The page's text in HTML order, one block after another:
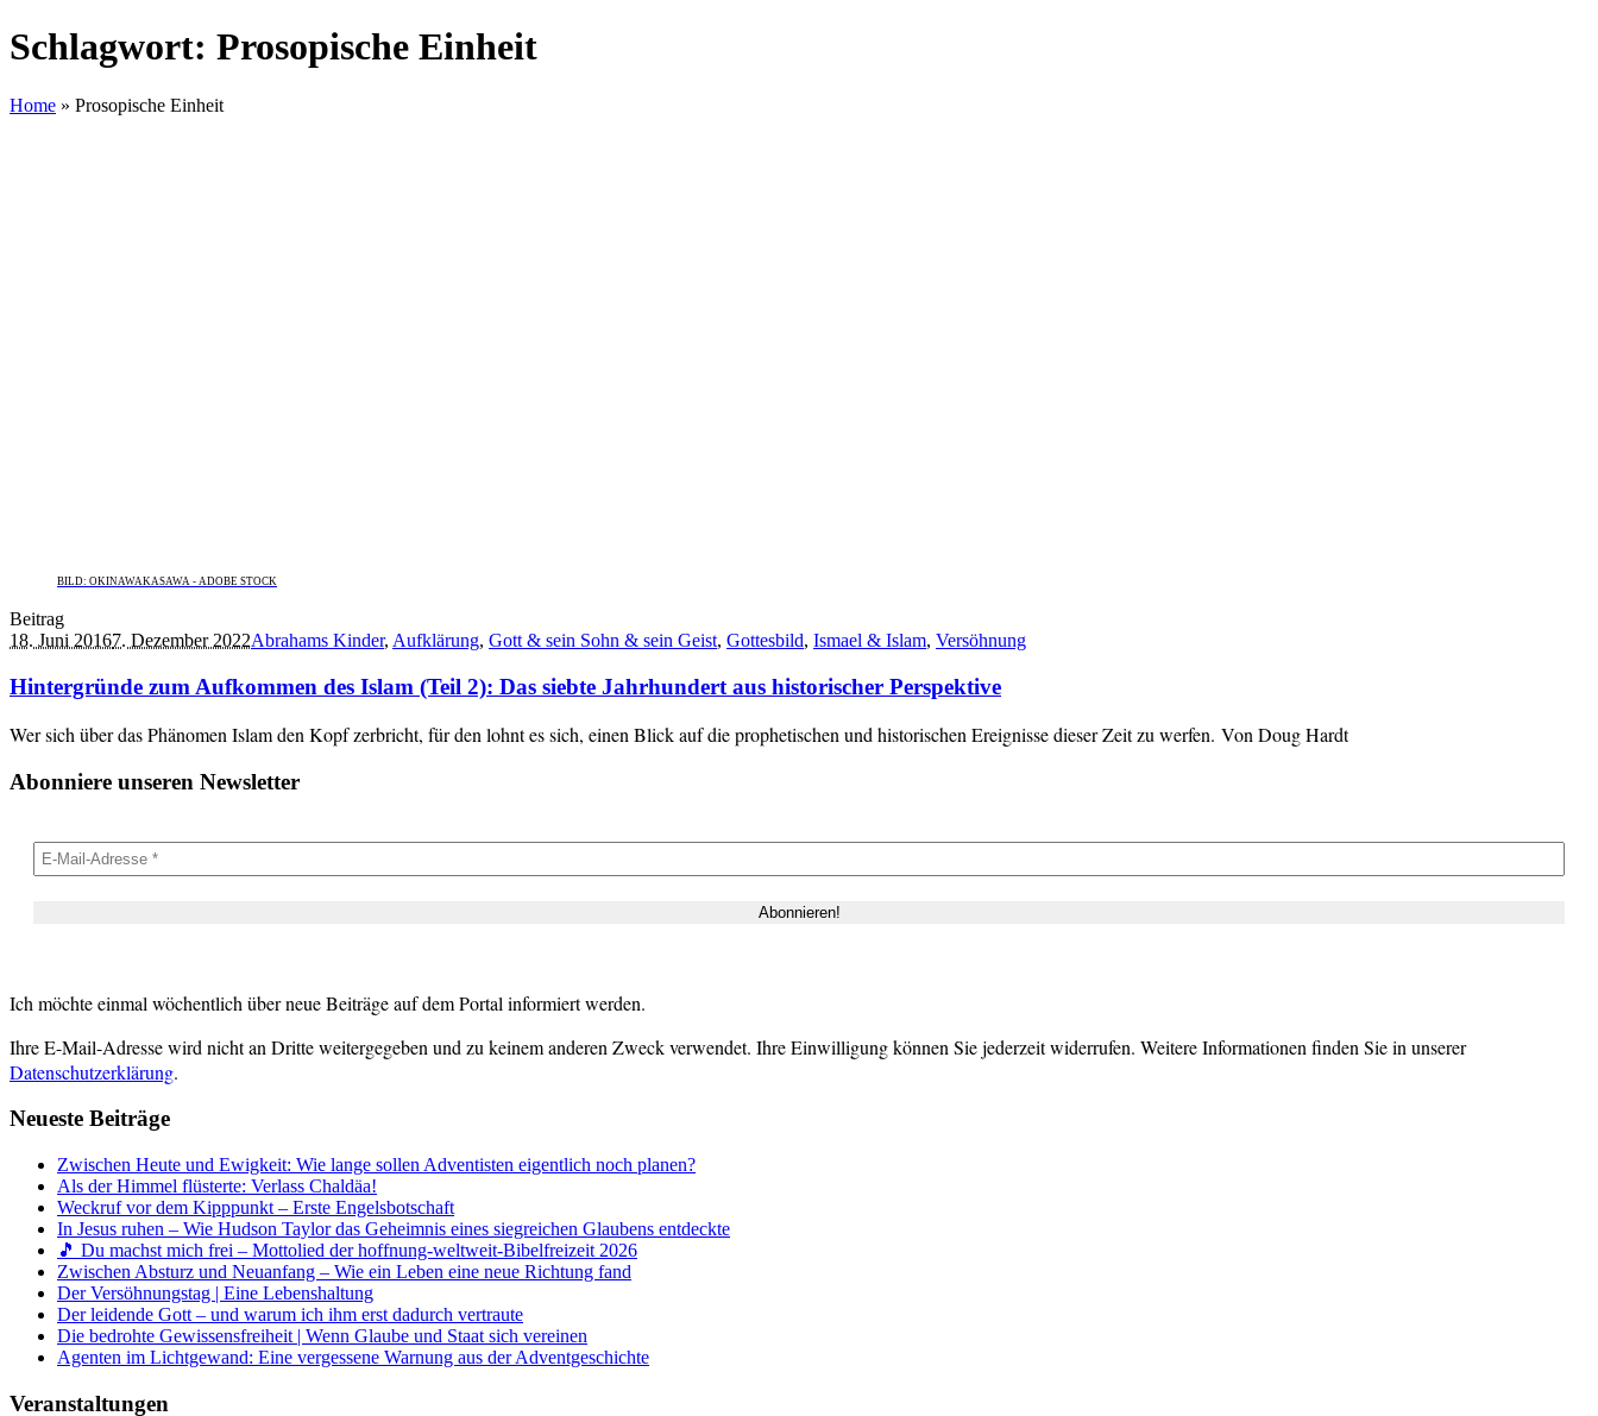
Schlagwort: Prosopische Einheit
Home » Prosopische Einheit
BILD: OKINAWAKASAWA - ADOBE STOCK
Beitrag
18. Juni 20167. Dezember 2022Abrahams Kinder, Aufklärung, Gott & sein Sohn & sein Geist, Gottesbild, Ismael & Islam, Versöhnung
Hintergründe zum Aufkommen des Islam (Teil 2): Das siebte Jahrhundert aus historischer Perspektive
Wer sich über das Phänomen Islam den Kopf zerbricht, für den lohnt es sich, einen Blick auf die prophetischen und historischen Ereignisse dieser Zeit zu werfen. Von Doug Hardt
Abonniere unseren Newsletter
Ich möchte einmal wöchentlich über neue Beiträge auf dem Portal informiert werden.
Ihre E-Mail-Adresse wird nicht an Dritte weitergegeben und zu keinem anderen Zweck verwendet. Ihre Einwilligung können Sie jederzeit widerrufen. Weitere Informationen finden Sie in unserer
Datenschutzerklärung.
Neueste Beiträge
Zwischen Heute und Ewigkeit: Wie lange sollen Adventisten eigentlich noch planen?
Als der Himmel flüsterte: Verlass Chaldäa!
Weckruf vor dem Kipppunkt – Erste Engelsbotschaft
In Jesus ruhen – Wie Hudson Taylor das Geheimnis eines siegreichen Glaubens entdeckte
🎵 Du machst mich frei – Mottolied der hoffnung-weltweit-Bibelfreizeit 2026
Zwischen Absturz und Neuanfang – Wie ein Leben eine neue Richtung fand
Der Versöhnungstag | Eine Lebenshaltung
Der leidende Gott – und warum ich ihm erst dadurch vertraute
Die bedrohte Gewissensfreiheit | Wenn Glaube und Staat sich vereinen
Agenten im Lichtgewand: Eine vergessene Warnung aus der Adventgeschichte
Veranstaltungen